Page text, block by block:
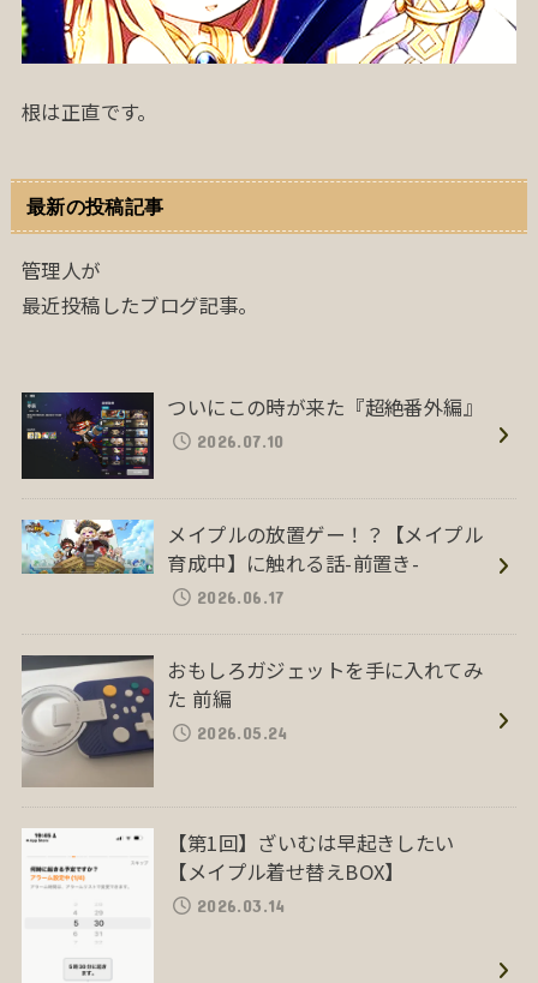
根は正直です。
最新の投稿記事
管理人が
最近投稿したブログ記事。
ついにこの時が来た『超絶番外編』
2026.07.10
メイプルの放置ゲー！？【メイプル
育成中】に触れる話-前置き-
2026.06.17
おもしろガジェットを手に入れてみ
た 前編
2026.05.24
【第1回】ざいむは早起きしたい
【メイプル着せ替えBOX】
2026.03.14